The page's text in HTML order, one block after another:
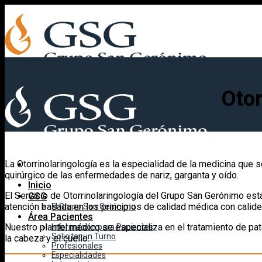
content
Inicio
GSG
El Grupo San Gerónimo
Área Pacientes
Información para Pacientes
Solicitar un Turno
Profesionales
Especialidades
La Otorrinolaringología es la especialidad de la medicina que
quirúrgico de las enfermedades de nariz, garganta y oído.
El Servicio de Otorrinolaringología del Grupo San Gerónimo
atención basada en los principios de calidad médica con
Nuestro plantel médico se especializa en el tratamiento de
la cabeza y el cuello.